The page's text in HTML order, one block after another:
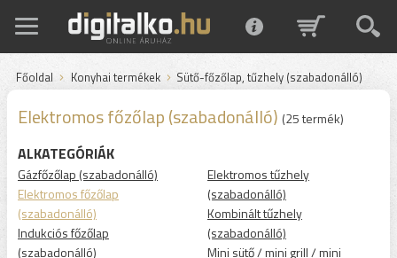
Főoldal Konyhai termékek Sütő-főzőlap, tűzhely (szabadonálló)
Elektromos főzőlap (szabadonálló) (25 termék)
ALKATEGÓRIÁK
Gázfőzőlap (szabadonálló)
Elektromos főzőlap
(szabadonálló)
Indukciós főzőlap
(szabadonálló)
Elektromos tűzhely
(szabadonálló)
Kombinált tűzhely
(szabadonálló)
Mini sütő / mini grill / mini